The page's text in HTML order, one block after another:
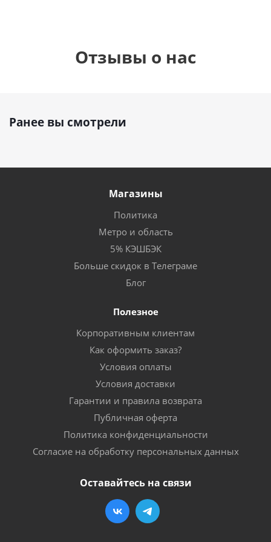
Отзывы о нас
Ранее вы смотрели
Магазины
Политика
Метро и область
5% КЭШБЭК
Больше скидок в Телеграме
Блог
Полезное
Корпоративным клиентам
Как оформить заказ?
Условия оплаты
Условия доставки
Гарантии и правила возврата
Публичная оферта
Политика конфиденциальности
Согласие на обработку персональных данных
Оставайтесь на связи